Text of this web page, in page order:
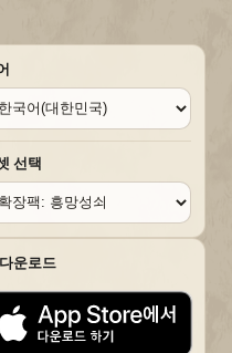
선택
운로드